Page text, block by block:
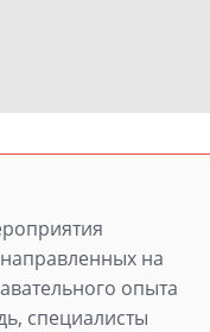
на
опыта
специалисты